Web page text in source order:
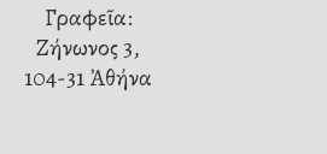
Γραφεῖα:
Ζήνωνος 3,
104-31 Ἀθήνα